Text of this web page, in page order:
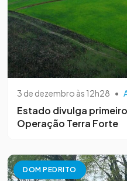
3 de dezembro às 12h28 •
Estado divulga
Operação Terra Forte
DOM PEDRITO